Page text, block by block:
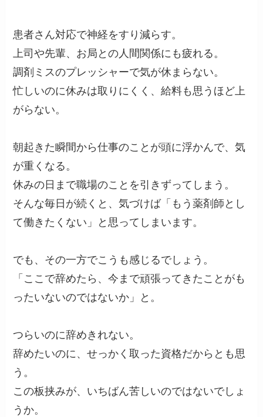
患者さん対応で神経をすり減らす。
上司や先輩、お局との人間関係にも疲れる。
調剤ミスのプレッシャーで気が休まらない。
忙しいのに休みは取りにくく、給料も思うほど上
がらない。
朝起きた瞬間から仕事のことが頭に浮かんで、気
が重くなる。
休みの日まで職場のことを引きずってしまう。
そんな毎日が続くと、気づけば「もう薬剤師とし
て働きたくない」と思ってしまいます。
でも、その一方でこうも感じるでしょう。
「ここで辞めたら、今まで頑張ってきたことがも
ったいないのではないか」と。
つらいのに辞めきれない。
辞めたいのに、せっかく取った資格だからとも思
う。
この板挟みが、いちばん苦しいのではないでしょ
うか。